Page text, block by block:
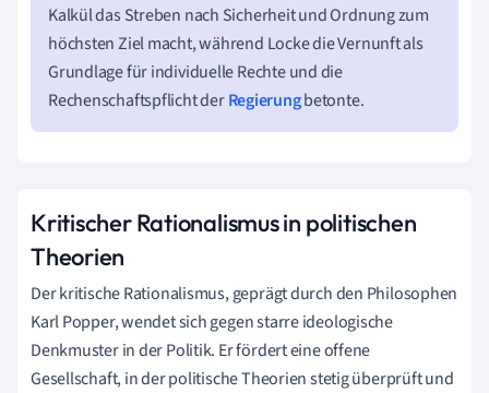
Kalkül das Streben nach Sicherheit und Ordnung zum
höchsten Ziel macht, während Locke die Vernunft als
Grundlage für individuelle Rechte und die
Rechenschaftspflicht derRegierungbetonte.
Kritischer Rationalismus in politischen
Theorien
Der kritische Rationalismus, geprägt durch den Philosophen
Karl Popper, wendet sich gegen starre ideologische
Denkmuster in der Politik. Er fördert eine offene
Gesellschaft, in der politische Theorien stetig überprüft und